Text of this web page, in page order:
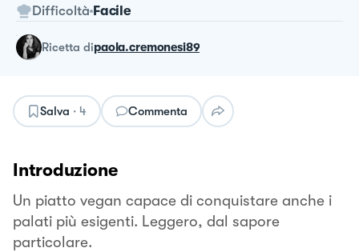
Difficoltà Facile
ricetta dipaola.cremonesi89
Salva · 4 Commenta
Introduzione
Un piatto vegan capace di conquistare anche i
palati più esigenti. Leggero, dal sapore
particolare.